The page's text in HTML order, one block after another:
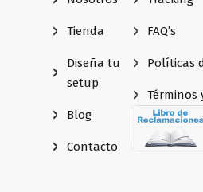
Tienda
Diseña tu
setup
Blog
Contacto
FAQ’s
Políticas
Términos